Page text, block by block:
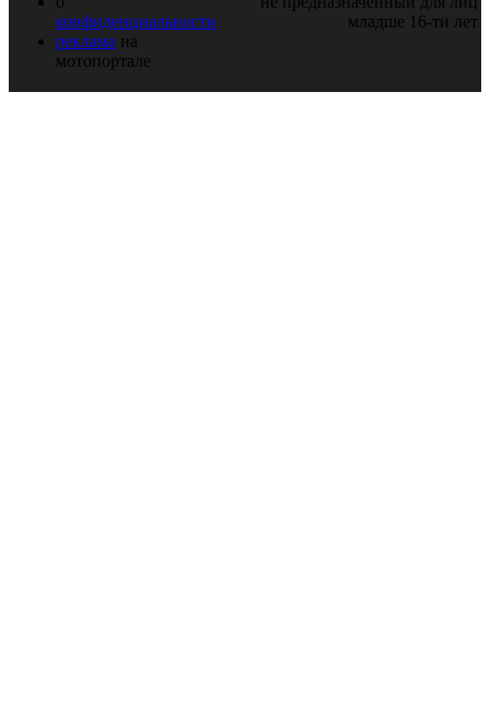
конфиденциальности
реклама на
мотопортале
младше 16-ти лет